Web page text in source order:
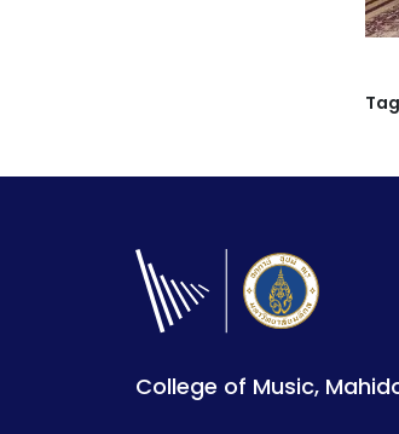
College of Music,